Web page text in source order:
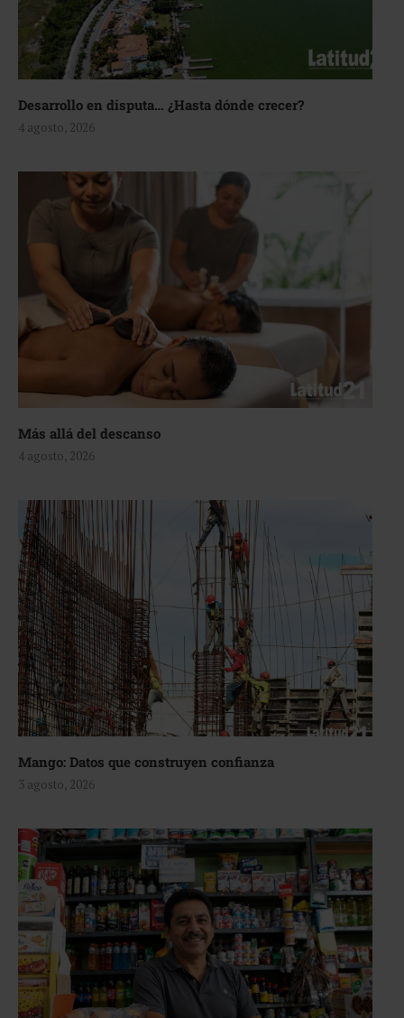
Desarrollo en disputa… ¿Hasta dónde crecer?
4 agosto, 2026
Más allá del descanso
4 agosto, 2026
Mango: Datos que construyen confianza
3 agosto, 2026